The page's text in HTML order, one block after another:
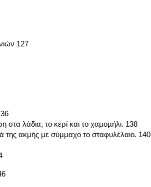
127
στα λάδια, το κερί και το χαµοµήλι. 138
της ακµής µε σύµµαχο το σταφυλέλαιο. 140